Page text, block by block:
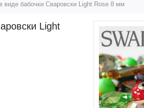
виде бабочки Сваровски Light Rose 8 мм
Light